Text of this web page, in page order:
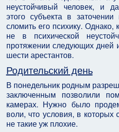
неустойчивый человек, и
этого субъекта в
сломить его психику. Однако,
не в психической
протяжении следующих дней
шести арестантов.
Родительский день
В понедельник родным
заключенным позволили
камерах. Нужно было
воли, что условия, в
не такие уж плохие.